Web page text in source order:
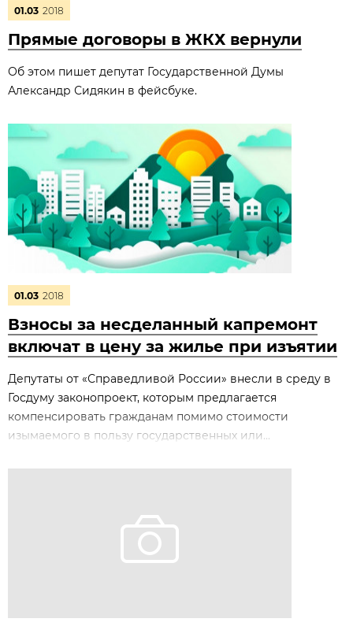
01.03 2018
Прямые договоры в ЖКХ вернули
Об этом пишет депутат Государственной Думы
Александр Сидякин в фейсбуке.
01.03 2018
Взносы за несделанный капремонт
включат в цену за жилье при изъятии
Депутаты от «Справедливой России» внесли в среду в
Госдуму законопроект, которым предлагается
компенсировать гражданам помимо стоимости
изымаемого в пользу государственных или...